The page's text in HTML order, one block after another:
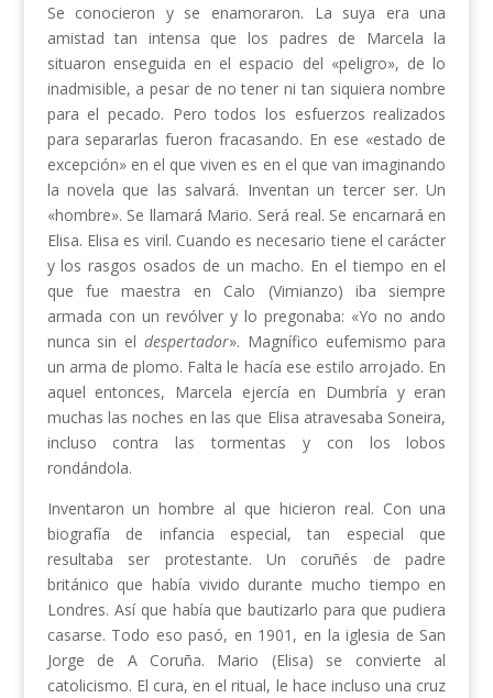
Se conocieron y se enamoraron. La suya era una
amistad tan intensa que los padres de Marcela la
situaron enseguida en el espacio del «peligro», de lo
inadmisible, a pesar de no tener ni tan siquiera nombre
para el pecado. Pero todos los esfuerzos realizados
para separarlas fueron fracasando. En ese «estado de
excepción» en el que viven es en el que van imaginando
la novela que las salvará. Inventan un tercer ser. Un
«hombre». Se llamará Mario. Será real. Se encarnará en
Elisa. Elisa es viril. Cuando es necesario tiene el carácter
y los rasgos osados de un macho. En el tiempo en el
que fue maestra en Calo (Vimianzo) iba siempre
armada con un revólver y lo pregonaba: «Yo no ando
nunca sin el despertador». Magnífico eufemismo para
un arma de plomo. Falta le hacía ese estilo arrojado. En
aquel entonces, Marcela ejercía en Dumbría y eran
muchas las noches en las que Elisa atravesaba Soneira,
incluso contra las tormentas y con los lobos
rondándola.
Inventaron un hombre al que hicieron real. Con una
biografía de infancia especial, tan especial que
resultaba ser protestante. Un coruñés de padre
británico que había vivido durante mucho tiempo en
Londres. Así que había que bautizarlo para que pudiera
casarse. Todo eso pasó, en 1901, en la iglesia de San
Jorge de A Coruña. Mario (Elisa) se convierte al
catolicismo. El cura, en el ritual, le hace incluso una cruz